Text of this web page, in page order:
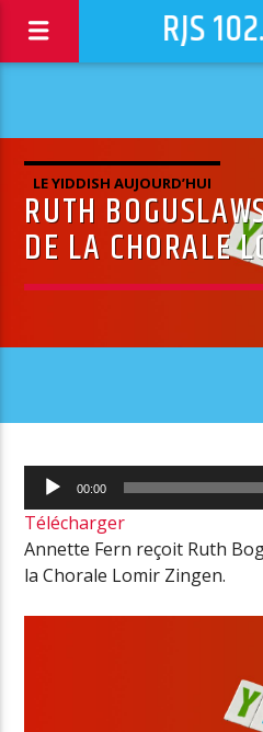
RJS
LE YIDDISH AUJOURD’HUI
RUTH
DE LA CHORALE
Lecteur
audio
00:00
Télécharger
Annette Fern reçoit Ruth
la Chorale Lomir Zingen.